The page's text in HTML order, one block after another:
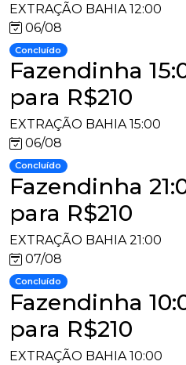
EXTRAÇÃO BAHIA 12:00
06/08
Concluído
Fazendinha
para R$210
EXTRAÇÃO BAHIA 15:00
06/08
Concluído
Fazendinha
para R$210
EXTRAÇÃO BAHIA 21:00
07/08
Concluído
Fazendinha
para R$210
EXTRAÇÃO BAHIA 10:00